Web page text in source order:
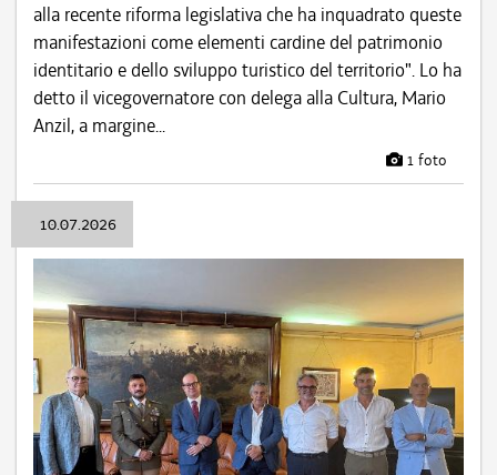
alla recente riforma legislativa che ha inquadrato queste
manifestazioni come elementi cardine del patrimonio
identitario e dello sviluppo turistico del territorio". Lo ha
detto il vicegovernatore con delega alla Cultura, Mario
Anzil, a margine...
1 foto
10.07.2026